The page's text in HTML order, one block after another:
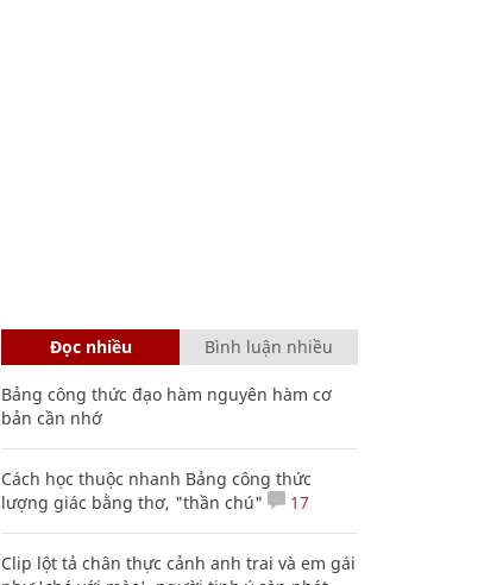
Đọc nhiều Bình luận nhiều
Bảng công thức đạo hàm nguyên hàm cơ
bản cần nhớ
Cách học thuộc nhanh Bảng công thức
lượng giác bằng thơ, "thần chú"
17
Clip lột tả chân thực cảnh anh trai và em gái